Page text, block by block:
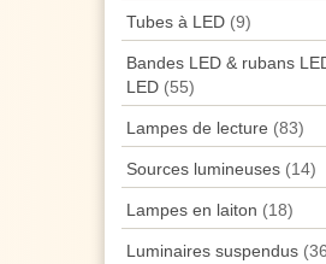
Tubes à LED (9)
Bandes LED & rubans
LED (55)
Lampes de lecture (83)
Sources lumineuses (14)
Lampes en laiton (18)
Luminaires suspendus